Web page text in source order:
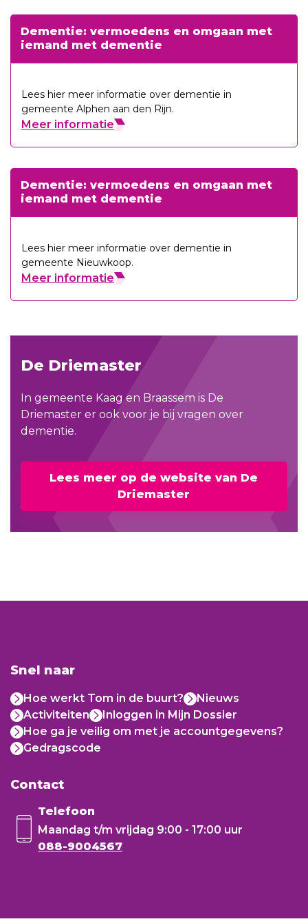
Dementie: vermoedens en omgaan met
iemand met dementie
Lees hier meer informatie over dementie in
gemeente Alphen aan den Rijn.
Meer informatie
Dementie: vermoedens en omgaan met
iemand met dementie
Lees hier meer informatie over dementie in
gemeente Nieuwkoop.
Meer informatie
De Driemaster
In gemeente Kaag en Braassem is De
Driemaster er ook voor je bij vragen over
dementie.
Lees meer op de website van De
Driemaster
Snel naar
Hoe werkt Tom in de buurt?
Nieuws
Activiteiten
Inloggen in Mijn Dossier
Hoe ga je veilig om met je accountgegevens?
Gedragscode
Contact
Telefoon
Maandag t/m vrijdag 9:00 - 17:00 uur
088-9004567